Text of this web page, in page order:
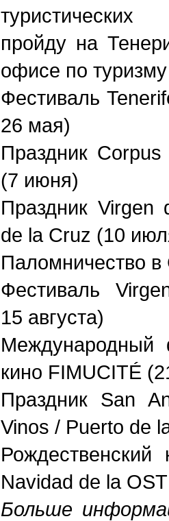
пройду на
офисе по
Фестиваль
26 мая)
Праздник
(7 июня)
Праздник Virgen
de la Cruz (10
Паломничество в
Фестиваль
15 августа)
Международный
кино FIMUCITÉ
Праздник San
Vinos / Puerto de
Navidad de la
Больше